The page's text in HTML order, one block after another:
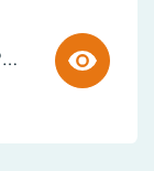
Cuddly Reader - Puppy Pete